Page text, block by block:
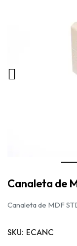
Canaleta de
Canaleta de MDF
SKU: ECANC